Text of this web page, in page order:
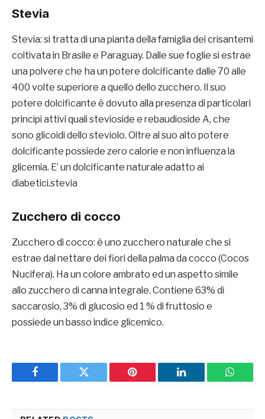
Stevia
Stevia: si tratta di una pianta della famiglia dei crisantemi
coltivata in Brasile e Paraguay. Dalle sue foglie si estrae
una polvere che ha un potere dolcificante dalle 70 alle
400 volte superiore a quello dello zucchero. Il suo
potere dolcificante è dovuto alla presenza di particolari
principi attivi quali stevioside e rebaudioside A, che
sono glicoidi dello steviolo. Oltre al suo alto potere
dolcificante possiede zero calorie e non influenza la
glicemia. E’ un dolcificante naturale adatto ai
diabetici.stevia
Zucchero di cocco
Zucchero di cocco: è uno zucchero naturale che si
estrae dal nettare dei fiori della palma da cocco (Cocos
Nucifera). Ha un colore ambrato ed un aspetto simile
allo zucchero di canna integrale. Contiene 63% di
saccarosio, 3% di glucosio ed 1 % di fruttosio e
possiede un basso indice glicemico.
Facebook Twitter Pinterest LinkedIn